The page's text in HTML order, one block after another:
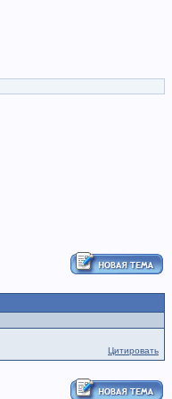
Цитировать